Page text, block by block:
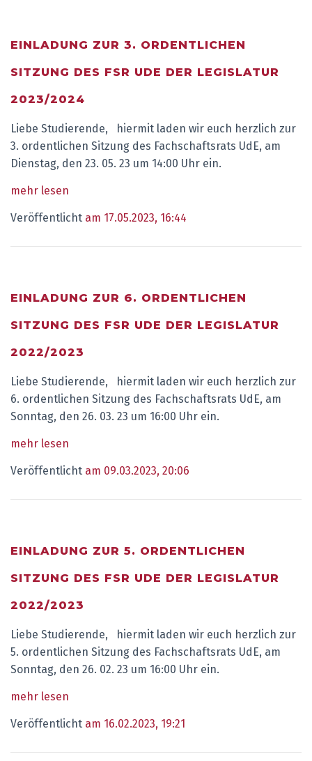
EINLADUNG ZUR 3. ORDENTLICHEN
SITZUNG DES FSR UDE DER LEGISLATUR
2023/2024
Liebe Studierende, hiermit laden wir euch herzlich zur
3. ordentlichen Sitzung des Fachschaftsrats UdE, am
Dienstag, den 23. 05. 23 um 14:00 Uhr ein.
mehr lesen
Veröffentlicht am 17.05.2023, 16:44
EINLADUNG ZUR 6. ORDENTLICHEN
SITZUNG DES FSR UDE DER LEGISLATUR
2022/2023
Liebe Studierende, hiermit laden wir euch herzlich zur
6. ordentlichen Sitzung des Fachschaftsrats UdE, am
Sonntag, den 26. 03. 23 um 16:00 Uhr ein.
mehr lesen
Veröffentlicht am 09.03.2023, 20:06
EINLADUNG ZUR 5. ORDENTLICHEN
SITZUNG DES FSR UDE DER LEGISLATUR
2022/2023
Liebe Studierende, hiermit laden wir euch herzlich zur
5. ordentlichen Sitzung des Fachschaftsrats UdE, am
Sonntag, den 26. 02. 23 um 16:00 Uhr ein.
mehr lesen
Veröffentlicht am 16.02.2023, 19:21